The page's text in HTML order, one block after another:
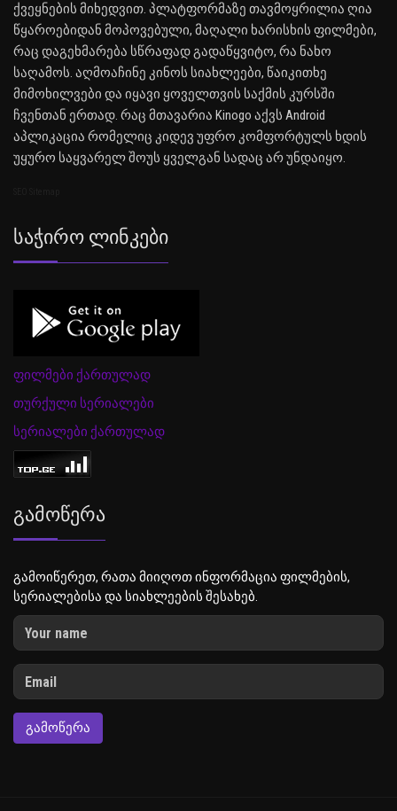
ქვეყნების მიხედვით. პლატფორმაზე თავმოყრილია ღია
წყაროებიდან მოპოვებული, მაღალი ხარისხის ფილმები,
რაც დაგეხმარება სწრაფად გადაწყვიტო, რა ნახო
საღამოს. აღმოაჩინე კინოს სიახლეები, წაიკითხე
მიმოხილვები და იყავი ყოველთვის საქმის კურსში
ჩვენთან ერთად. რაც მთავარია Kinogo აქვს Android
აპლიკაცია რომელიც კიდევ უფრო კომფორტულს ხდის
უყურო საყვარელ შოუს ყველგან სადაც არ უნდაიყო.
Საჭირო Ლინკები
ფილმები ქართულად
თურქული სერიალები
სერიალები ქართულად
Გამოწერა
გამოიწერეთ, რათა მიიღოთ ინფორმაცია ფილმების,
სერიალებისა და სიახლეების შესახებ.
ᲒᲐᲛᲝᲬᲔᲠᲐ